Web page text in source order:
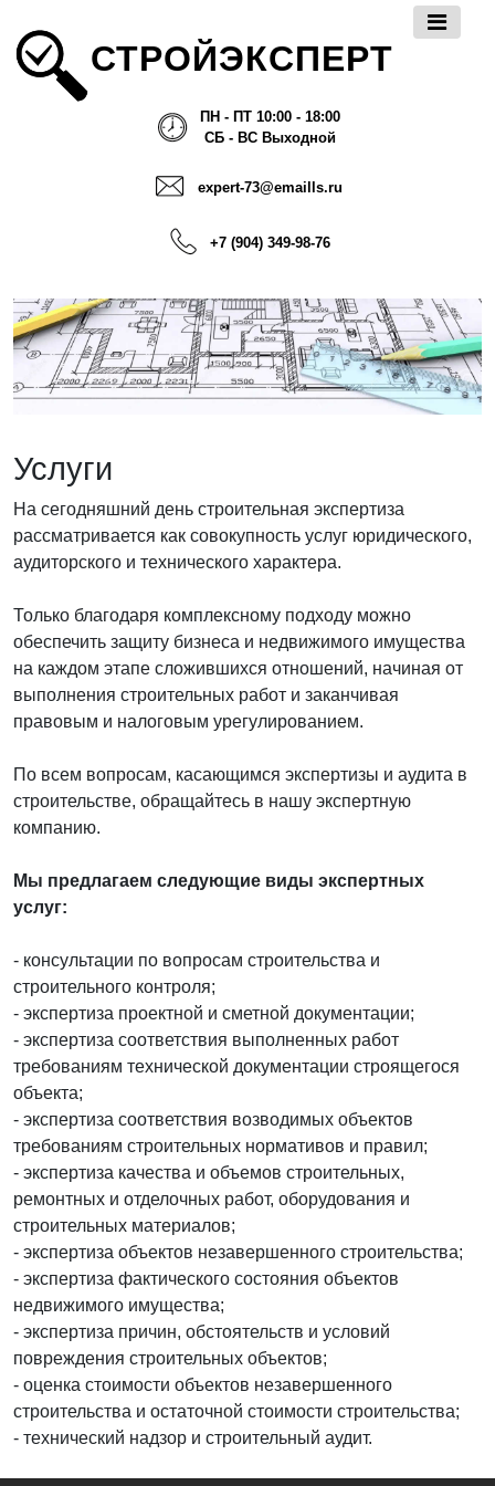
СТРОЙЭКСПЕРТ
ПН - ПТ 10:00 - 18:00
СБ - ВС Выходной
expert-73@emaills.ru
+7 (904) 349-98-76
Услуги
На сегодняшний день строительная экспертиза
рассматривается как совокупность услуг юридического,
аудиторского и технического характера.
Только благодаря комплексному подходу можно
обеспечить защиту бизнеса и недвижимого имущества
на каждом этапе сложившихся отношений, начиная от
выполнения строительных работ и заканчивая
правовым и налоговым урегулированием.
По всем вопросам, касающимся экспертизы и аудита в
строительстве, обращайтесь в нашу экспертную
компанию.
Мы предлагаем следующие виды экспертных
услуг:
- консультации по вопросам строительства и
строительного контроля;
- экспертиза проектной и сметной документации;
- экспертиза соответствия выполненных работ
требованиям технической документации строящегося
объекта;
- экспертиза соответствия возводимых объектов
требованиям строительных нормативов и правил;
- экспертиза качества и объемов строительных,
ремонтных и отделочных работ, оборудования и
строительных материалов;
- экспертиза объектов незавершенного строительства;
- экспертиза фактического состояния объектов
недвижимого имущества;
- экспертиза причин, обстоятельств и условий
повреждения строительных объектов;
- оценка стоимости объектов незавершенного
строительства и остаточной стоимости строительства;
- технический надзор и строительный аудит.